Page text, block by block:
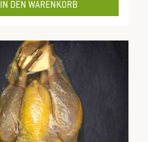
IN DEN WARENKORB